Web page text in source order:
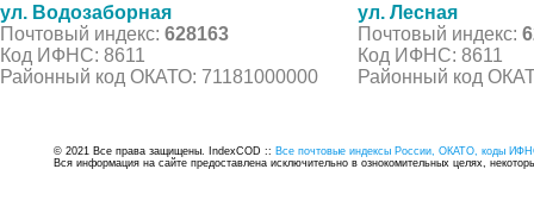
ул. Водозаборная
Почтовый индекс: 628163
Код ИФНС: 8611
Районный код ОКАТО: 71181000000
ул. Лесная
Почтовый индекс:
Код ИФНС: 8611
Районный код
© 2021 Все права защищены. IndexCOD :: Все почтовые индексы России, ОКАТО, коды
Вся информация на сайте предоставлена исключительно в ознокомительных целях,